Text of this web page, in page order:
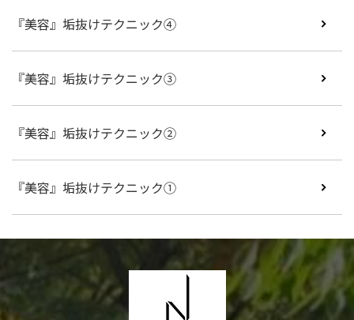
『美容』垢抜けテクニック④
『美容』垢抜けテクニック③
『美容』垢抜けテクニック②
『美容』垢抜けテクニック①